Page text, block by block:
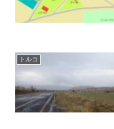
トルコ